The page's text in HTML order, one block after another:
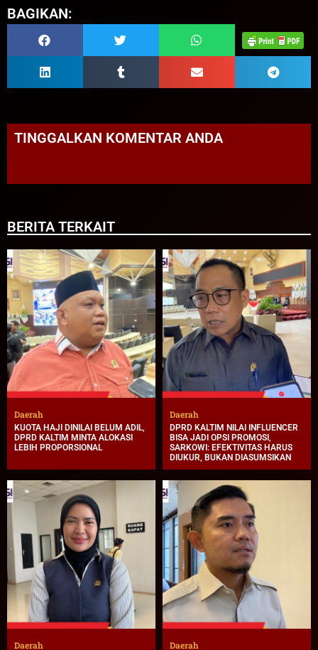
BAGIKAN:
TINGGALKAN KOMENTAR ANDA
BERITA TERKAIT
Daerah
KUOTA HAJI DINILAI BELUM ADIL,
DPRD KALTIM MINTA ALOKASI
LEBIH PROPORSIONAL
Daerah
DPRD KALTIM NILAI INFLUENCER
BISA JADI OPSI PROMOSI,
SARKOWI: EFEKTIVITAS HARUS
DIUKUR, BUKAN DIASUMSIKAN
Daerah Daerah